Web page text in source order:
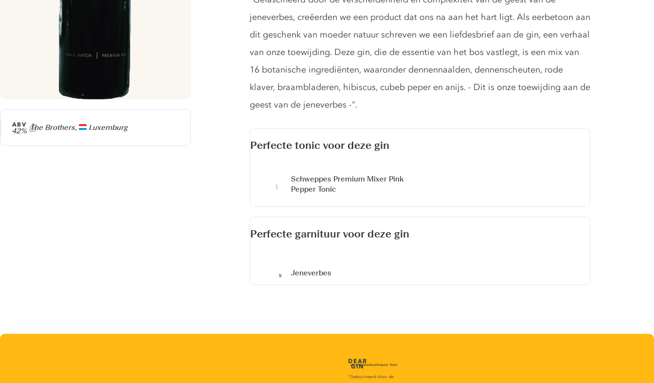
Producer
The Brothers, Luxemburg
ABV
42%
jeneverbes, creëerden we een product dat ons na aan het hart ligt. Als eerbetoon aan
dit geschenk van moeder natuur schreven we een liefdesbrief aan de gin, een verhaal
van onze toewijding. Deze gin, die de essentie van het bos vastlegt, is een mix van
16 botanische ingrediënten, waaronder dennennaalden, dennenscheuten, rode
klaver, braambladeren, hibiscus, cubeb peper en anijs. - Dit is onze toewijding aan de
geest van de jeneverbes -".
Perfecte tonic voor deze gin
Schweppes Premium Mixer Pink
Pepper Tonic
Perfecte garnituur voor deze gin
Jeneverbes